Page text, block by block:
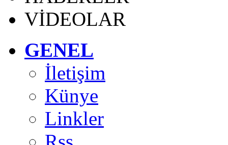
VİDEOLAR
GENEL
İletişim
Künye
Linkler